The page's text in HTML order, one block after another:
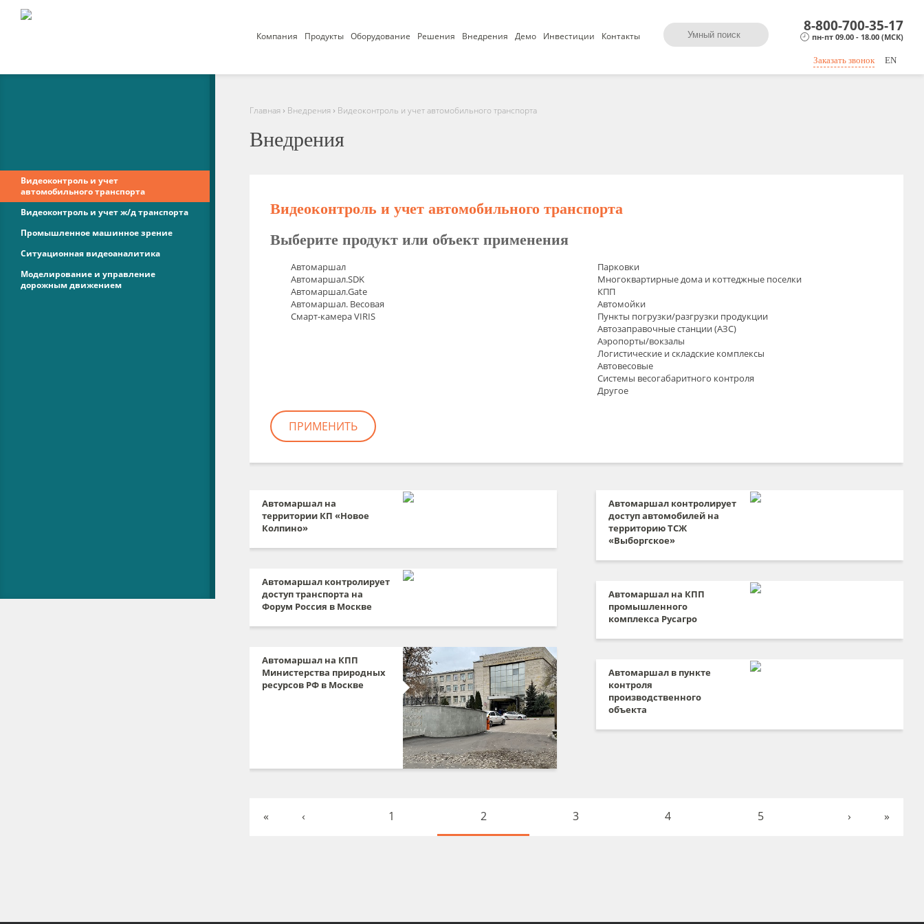
Заказать звонок EN
8-800-700-35-17
пн-пт 09.00 - 18.00 (МСК)
Компания Продукты Оборудование Решения Внедрения Демо Инвестиции Контакты
Видеоконтроль и учет
автомобильного транспорта
Видеоконтроль и учет ж/д транспорта
Промышленное машинное зрение
Ситуационная видеоаналитика
Моделирование и управление
дорожным движением
Главная › Внедрения › Видеоконтроль и учет автомобильного транспорта
Внедрения
Видеоконтроль и учет автомобильного транспорта
Выберите продукт или объект применения
Автомаршал
Автомаршал.SDK
Автомаршал.Gate
Автомаршал. Весовая
Смарт-камера VIRIS
Парковки
Многоквартирные дома и коттеджные поселки
КПП
Автомойки
Пункты погрузки/разгрузки продукции
Автозаправочные станции (АЗС)
Аэропорты/вокзалы
Логистические и складские комплексы
Автовесовые
Системы весогабаритного контроля
Другое
Автомаршал на
территории КП «Новое
Колпино»
Автомаршал контролирует
доступ автомобилей на
территорию ТСЖ
«Выборгское»
Автомаршал контролирует
доступ транспорта на
Форум Россия в Москве
Автомаршал на КПП
промышленного
комплекса Русагро
Автомаршал на КПП
Министерства природных
ресурсов РФ в Москве
Автомаршал в пункте
контроля
производственного
объекта
« 1
‹ ›
2 3 4 5 »